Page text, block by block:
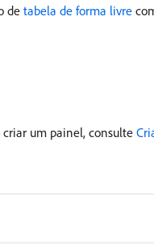
de tabela de forma livre
um painel, consulte